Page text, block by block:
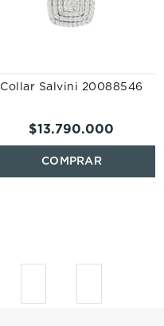
Collar Salvini 20088546
$13.790.000